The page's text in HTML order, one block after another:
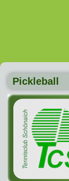
Pickleball